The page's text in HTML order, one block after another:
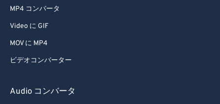
MP4 コンバータ
Video に GIF
MOV に MP4
ビデオコンバーター
Audio コンバータ